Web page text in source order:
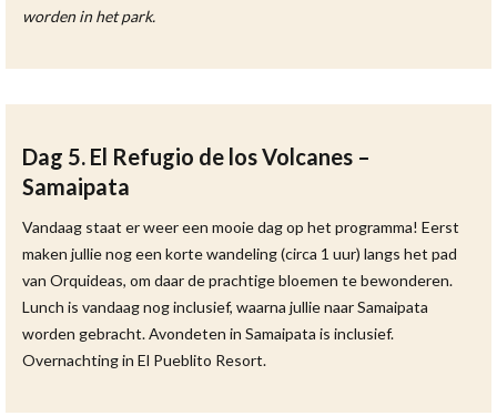
worden in het park.
Dag 5. El Refugio de los Volcanes –
Samaipata
Vandaag staat er weer een mooie dag op het programma! Eerst
maken jullie nog een korte wandeling (circa 1 uur) langs het pad
van Orquideas, om daar de prachtige bloemen te bewonderen.
Lunch is vandaag nog inclusief, waarna jullie naar Samaipata
worden gebracht. Avondeten in Samaipata is inclusief.
Overnachting in El Pueblito Resort.